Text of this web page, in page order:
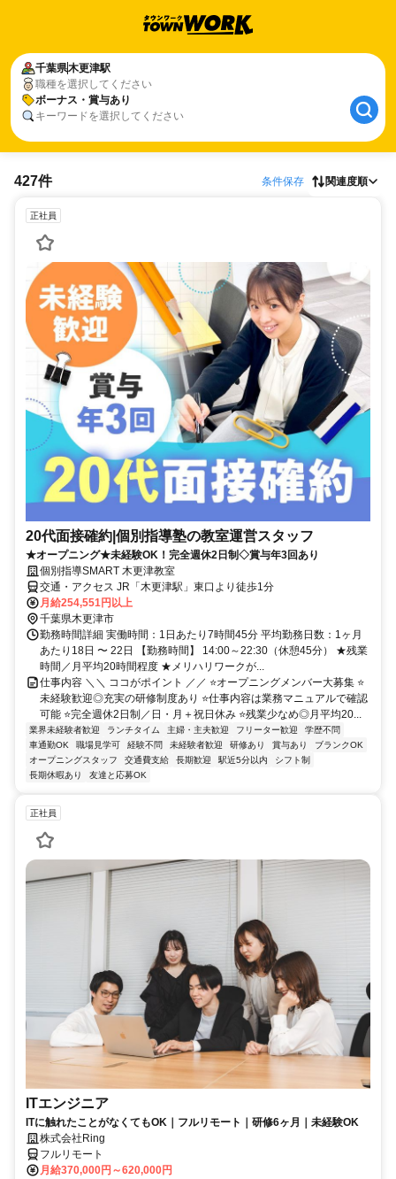
千葉県木更津駅
職種を選択してください
ボーナス・賞与あり
キーワードを選択してください
427件 条件保存 関連度順
正社員
20代面接確約|個別指導塾の教室運営スタッフ
★オープニング★未経験OK！完全週休2日制◇賞与年3回あり
個別指導SMART 木更津教室
交通・アクセス JR「木更津駅」東口より徒歩1分
月給254,551円以上
千葉県木更津市
勤務時間詳細 実働時間：1日あたり7時間45分 平均勤務日数：1ヶ月
あたり18日 〜 22日 【勤務時間】 14:00～22:30（休憩45分） ★残業
時間／月平均20時間程度 ★メリハリワークが...
仕事内容 ＼＼ ココがポイント ／／ ⭐オープニングメンバー大募集 ⭐
未経験歓迎◎充実の研修制度あり ⭐仕事内容は業務マニュアルで確認
可能 ⭐完全週休2日制／日・月＋祝日休み ⭐残業少なめ◎月平均20...
業界未経験者歓迎 ランチタイム 主婦・主夫歓迎 フリーター歓迎
学歴不問
車通勤OK
職場見学可 経験不問 未経験者歓迎 研修あり 賞与あり
ブランクOK
オープニングスタッフ
交通費支給 長期歓迎 駅近5分以内
シフト制
長期休暇あり
友達と応募OK
正社員
ITエンジニア
ITに触れたことがなくてもOK｜フルリモート｜研修6ヶ月｜未経験OK
株式会社Ring
フルリモート
月給370,000円～620,000円